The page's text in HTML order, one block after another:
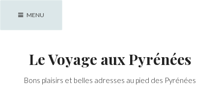
MENU
Le Voyage aux Pyrénées
Bons plaisirs et belles adresses au pied des Pyrénées